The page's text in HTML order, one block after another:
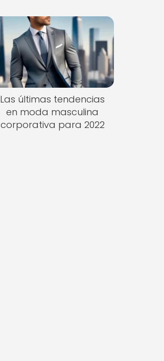
Las últimas tendencias
en moda masculina
corporativa para 2022